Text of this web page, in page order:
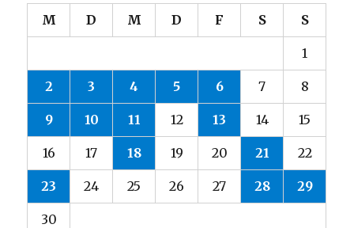
M D M D F S S
1
2 3 4 5 6 7 8
9 10 11 12 13 14 15
16 17 18 19 20 21 22
23 24 25 26 27 28 29
30